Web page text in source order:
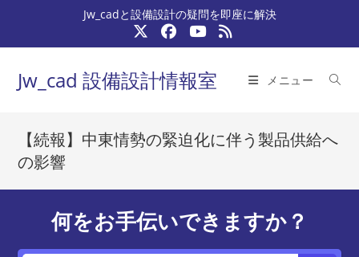
テ
プ
Jw_cadと設備設計の疑問を即座に解決
Jw_cad 設備設計情報室 メニュー
【続報】中東情勢の緊迫化に伴う製品供給へ
の影響
何をお手伝いできますか？